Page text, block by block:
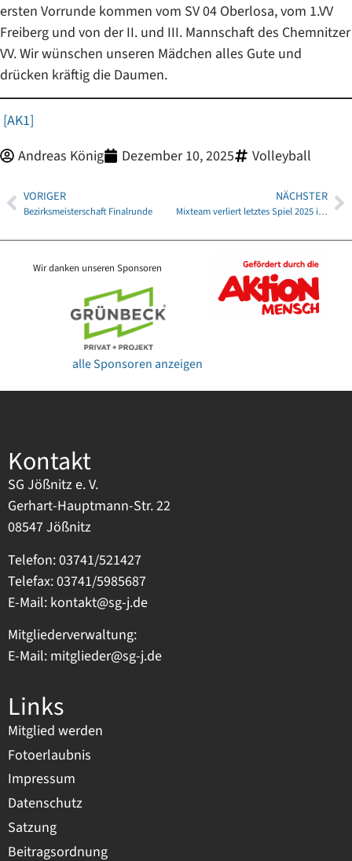
ersten Vorrunde kommen vom SV 04 Oberlosa, vom 1.VV
Freiberg und von der II. und III. Mannschaft des Chemnitzer
VV. Wir wünschen unseren Mädchen alles Gute und
drücken kräftig die Daumen.
[AK1]
Andreas König
Dezember 10, 2025 Volleyball
VORIGER
Bezirksmeisterschaft Finalrunde
NÄCHSTER
Mixteam verliert letztes Spiel 2025 in Netzschkau
Wir danken unseren Sponsoren
alle Sponsoren anzeigen
Links
Mitglied werden
Fotoerlaubnis
Impressum
Datenschutz
Satzung
Beitragsordnung
Kontakt
SG Jößnitz e. V.
Gerhart-Hauptmann-Str. 22
08547 Jößnitz
Telefon: 03741/521427
Telefax: 03741/5985687
E-Mail: kontakt@sg-j.de
Mitgliederverwaltung:
E-Mail: mitglieder@sg-j.de